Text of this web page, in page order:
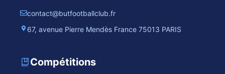
contact@butfootballclub.fr
67, avenue Pierre Mendès France 75013 PARIS
Compétitions